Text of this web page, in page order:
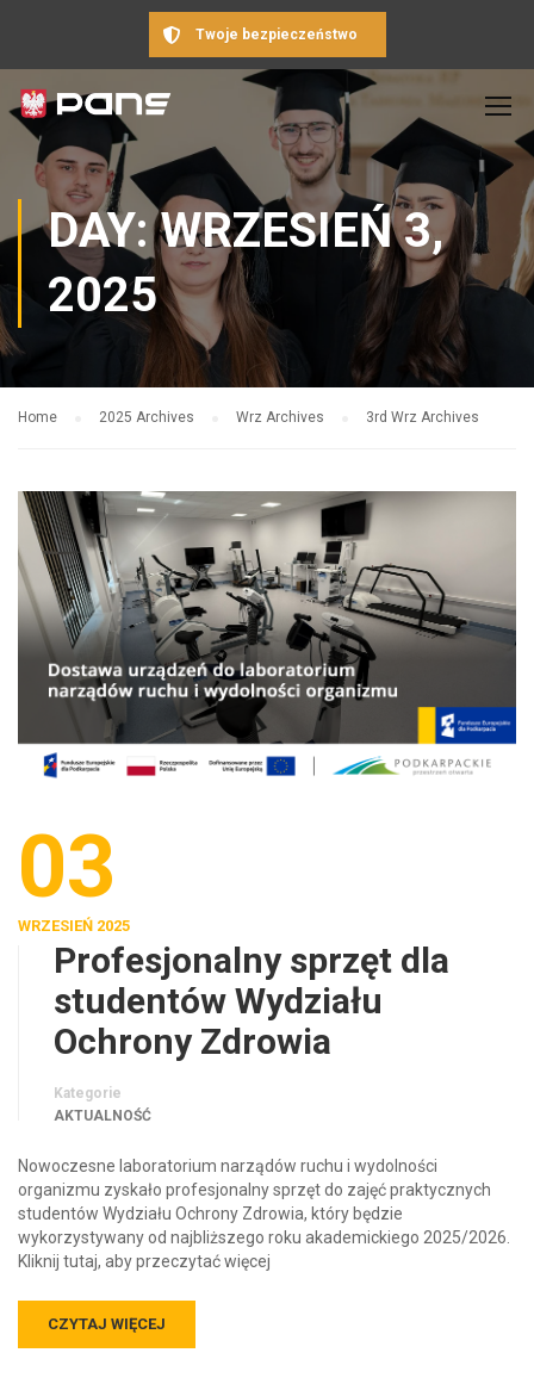
Twoje bezpieczeństwo
DAY: WRZESIEŃ 3,
2025
Home 2025 Archives Wrz Archives 3rd Wrz Archives
03
WRZESIEŃ 2025
Profesjonalny sprzęt dla
studentów Wydziału
Ochrony Zdrowia
Kategorie
AKTUALNOŚĆ
Nowoczesne laboratorium narządów ruchu i wydolności
organizmu zyskało profesjonalny sprzęt do zajęć praktycznych
studentów Wydziału Ochrony Zdrowia, który będzie
wykorzystywany od najbliższego roku akademickiego 2025/2026.
Kliknij tutaj, aby przeczytać więcej
CZYTAJ WIĘCEJ